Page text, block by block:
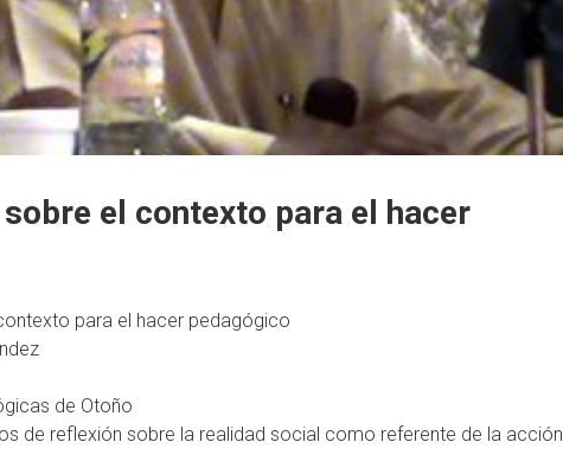
el contexto para el hacer
para el hacer pedagógico
de Otoño
de reflexión sobre la realidad social como referente de la acción